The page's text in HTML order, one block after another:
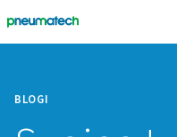
BLOGI